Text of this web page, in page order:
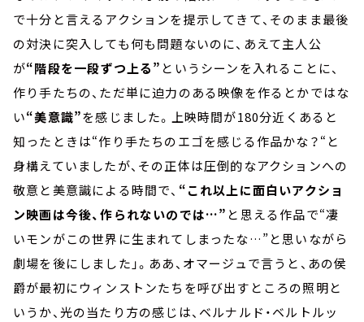
で十分と言えるアクションを提示してきて、そのまま最後
の対決に突入しても何も問題ないのに、あえて主人公
が“階段を一段ずつ上る” というシーンを入れることに、
作り手たちの、ただ単に迫力のある映像を作るとかではな
い“美意識”を感じました。上映時間が180分近くあると
知ったときは“作り手たちのエゴを感じる作品かな？“と
身構えていましたが、その正体は圧倒的なアクションへの
敬意と美意識による時間で、 “これ以上に面白いアクショ
ン映画は今後、作られないのでは…” と思える作品で“凄
いモンがこの世界に生まれてしまったな…”と思いながら
劇場を後にしました」。ああ、オマージュで言うと、あの侯
爵が最初にウィンストンたちを呼び出すところの照明と
いうか、光の当たり方の感じは、ベルナルド・ベルトルッ